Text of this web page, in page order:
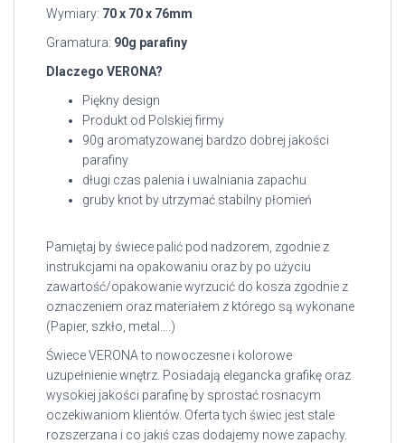
Wymiary: 70 x 70 x 76mm
Gramatura: 90g parafiny
Dlaczego VERONA?
Piękny design
Produkt od Polskiej firmy
90g aromatyzowanej bardzo dobrej jakości
parafiny
długi czas palenia i uwalniania zapachu
gruby knot by utrzymać stabilny płomień
Pamiętaj by świece palić pod nadzorem, zgodnie z
instrukcjami na opakowaniu oraz by po użyciu
zawartość/opakowanie wyrzucić do kosza zgodnie z
oznaczeniem oraz materiałem z którego są wykonane
(Papier, szkło, metal….)
Świece VERONA to nowoczesne i kolorowe
uzupełnienie wnętrz. Posiadają elegancka grafikę oraz
wysokiej jakości parafinę by sprostać rosnacym
oczekiwaniom klientów. Oferta tych świec jest stale
rozszerzana i co jakiś czas dodajemy nowe zapachy.